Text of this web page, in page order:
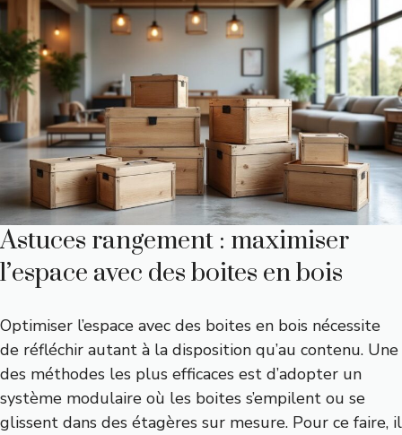
Astuces rangement : maximiser
l’espace avec des boites en bois
Optimiser l’espace avec des boites en bois nécessite
de réfléchir autant à la disposition qu’au contenu. Une
des méthodes les plus efficaces est d’adopter un
système modulaire où les boites s’empilent ou se
glissent dans des étagères sur mesure. Pour ce faire, il